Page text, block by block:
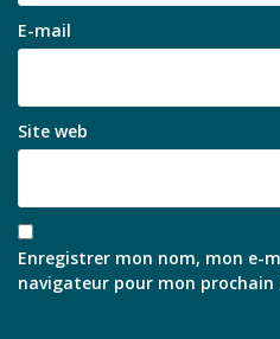
E-mail
Site web
Enregistrer mon nom, mon e-
navigateur pour mon prochain